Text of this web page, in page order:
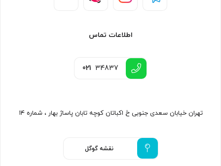
اطلاعات تماس
021 34837
تهران خیابان سعدی جنوبی خ اکباتان کوچه تابان پاساژ بهار ، شماره ۱۴
نقشه گوگل